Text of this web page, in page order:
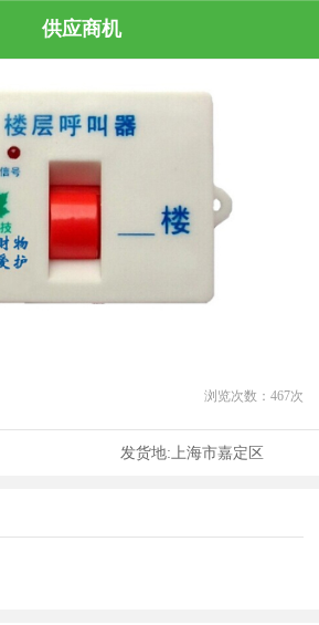
供应商机
浏览次数： 467次
发货地:上海市嘉定区